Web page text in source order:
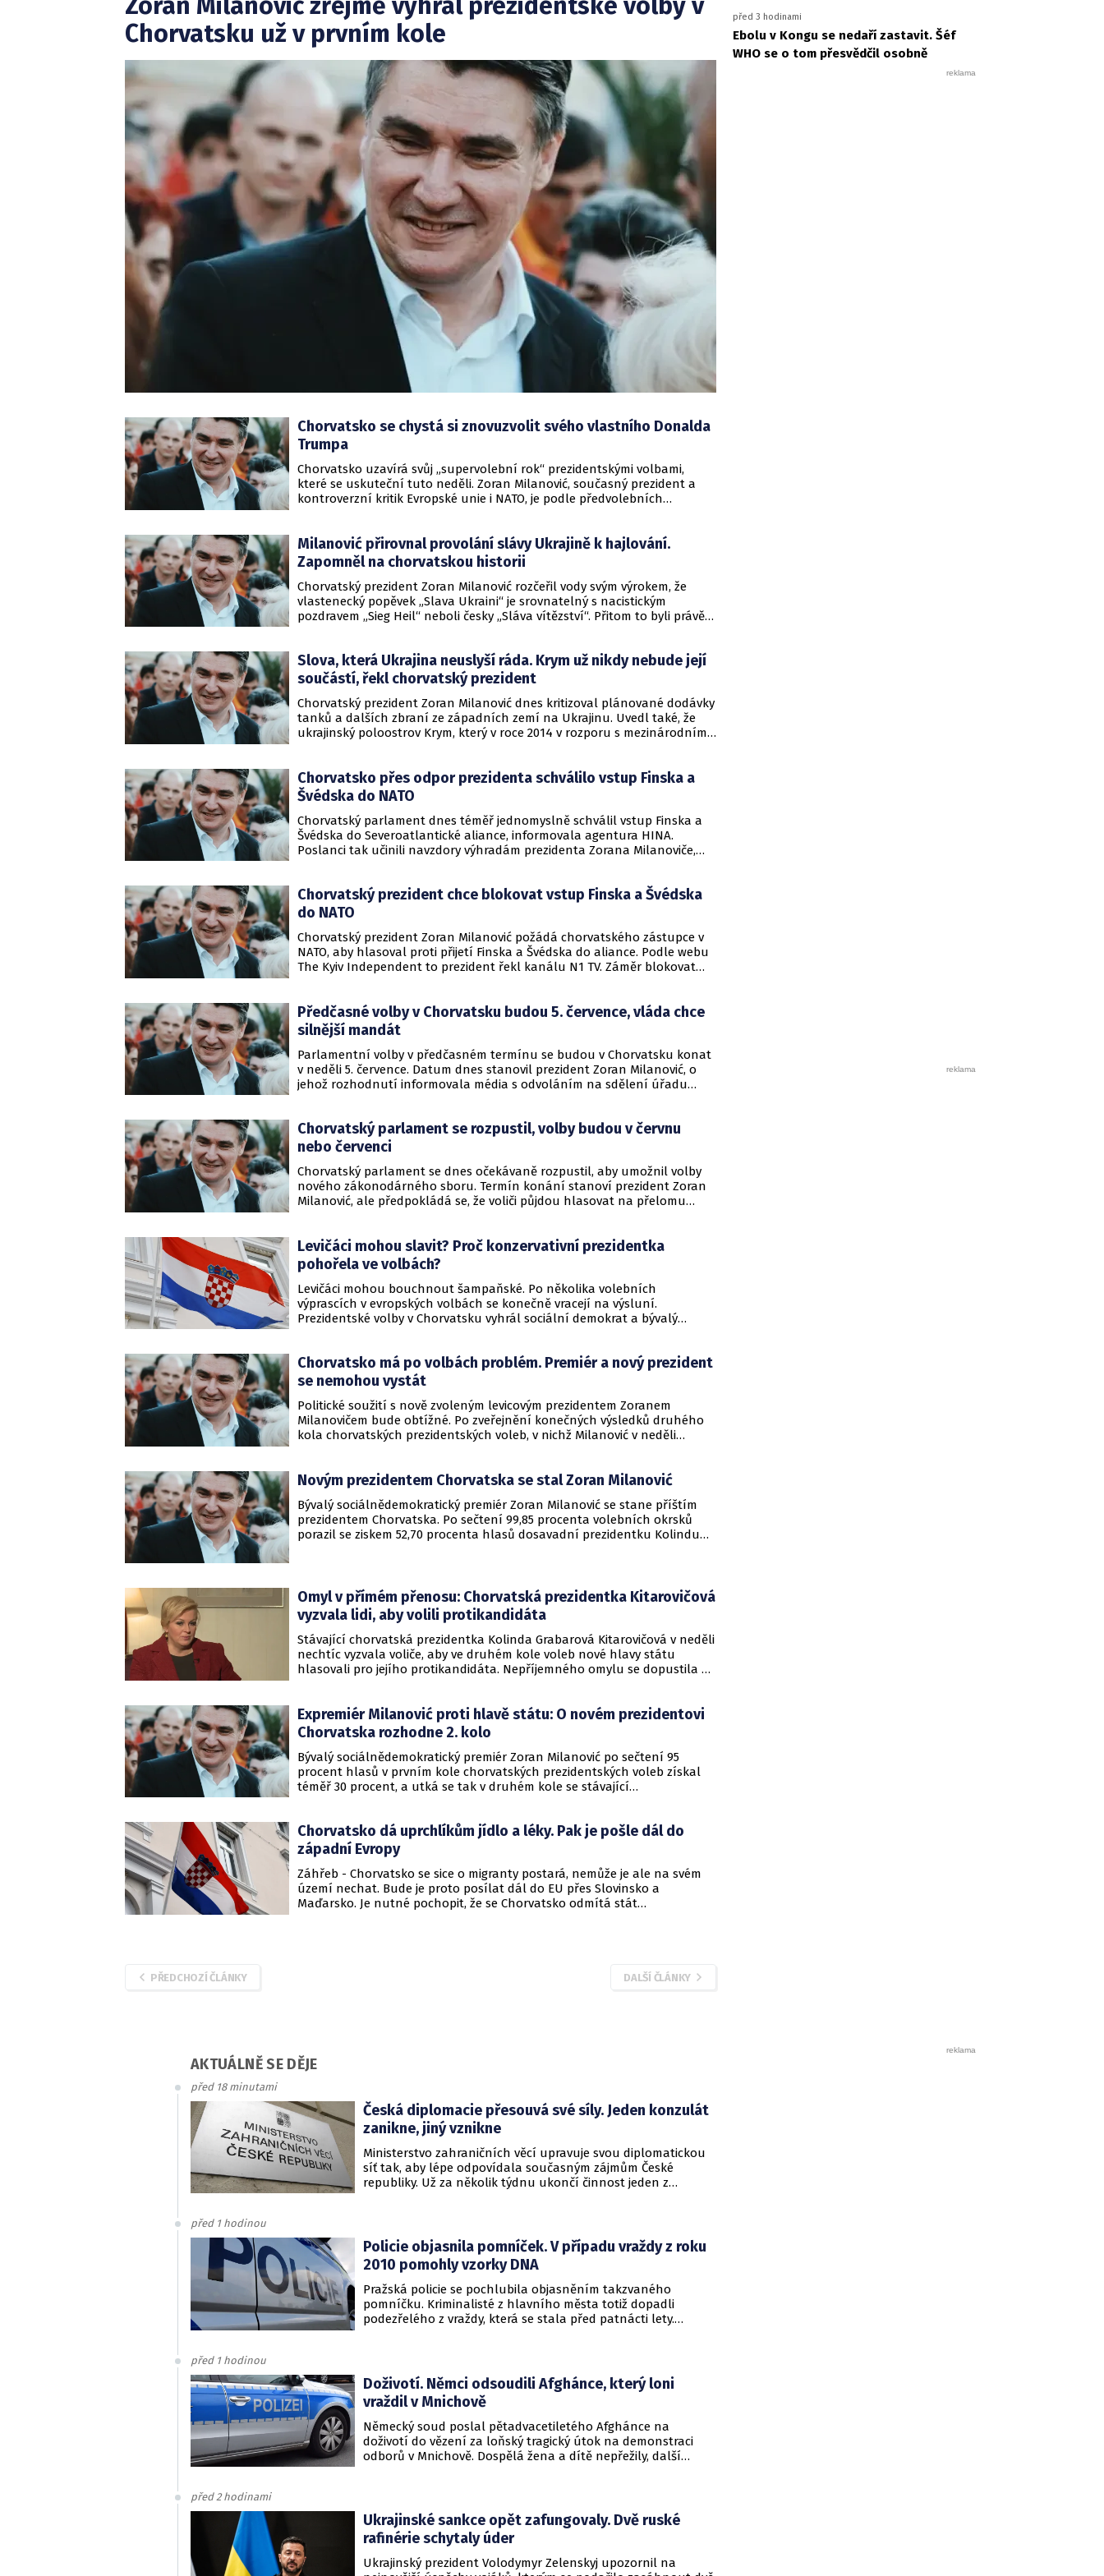
Chorvatsku už v prvním kole
Chorvatsko se chystá si znovuzvolit svého vlastního Donalda
Trumpa
Chorvatsko uzavírá svůj „supervolební rok“ prezidentskými volbami,
které se uskuteční tuto neděli. Zoran Milanović, současný prezident a
kontroverzní kritik Evropské unie i NATO, je podle předvolebních
server Politico.
Milanović přirovnal provolání slávy Ukrajině k hajlování.
Zapomněl na chorvatskou historii
Chorvatský prezident Zoran Milanović rozčeřil vody svým výrokem, že
vlastenecký popěvek „Slava Ukraini“ je srovnatelný s nacistickým
pozdravem „Sieg Heil“ neboli česky „Sláva vítězství“. Přitom to byli právě
politiků je velmi neobvyklé. Na kauzu upozornil server Euronews.
Slova, která Ukrajina neuslyší ráda. Krym už nikdy nebude její
součástí, řekl chorvatský prezident
Chorvatský prezident Zoran Milanović dnes kritizoval plánované dodávky
tanků a dalších zbraní ze západních zemí na Ukrajinu. Uvedl také, že
ukrajinský poloostrov Krym, který v roce 2014 v rozporu s mezinárodním
Reuters.
Chorvatsko přes odpor prezidenta schválilo vstup Finska a
Švédska do NATO
Chorvatský parlament dnes téměř jednomyslně schválil vstup Finska a
Švédska do Severoatlantické aliance, informovala agentura HINA.
Poslanci tak učinili navzdory výhradám prezidenta Zorana Milanoviče,
Chorvatský prezident chce blokovat vstup Finska a Švédska
do NATO
Chorvatský prezident Zoran Milanović požádá chorvatského zástupce v
NATO, aby hlasoval proti přijetí Finska a Švédska do aliance. Podle webu
The Kyiv Independent to prezident řekl kanálu N1 TV. Záměr blokovat
Předčasné volby v Chorvatsku budou 5. července, vláda chce
silnější mandát
Parlamentní volby v předčasném termínu se budou v Chorvatsku konat
v neděli 5. července. Datum dnes stanovil prezident Zoran Milanović, o
jehož rozhodnutí informovala média s odvoláním na sdělení úřadu
Chorvatský parlament se rozpustil, volby budou v červnu
nebo červenci
Chorvatský parlament se dnes očekávaně rozpustil, aby umožnil volby
nového zákonodárného sboru. Termín konání stanoví prezident Zoran
Milanović, ale předpokládá se, že voliči půjdou hlasovat na přelomu
Levičáci mohou slavit? Proč konzervativní prezidentka
pohořela ve volbách?
Levičáci mohou bouchnout šampaňské. Po několika volebních
výprascích v evropských volbách se konečně vracejí na výsluní.
Prezidentské volby v Chorvatsku vyhrál sociální demokrat a bývalý
Informoval o tom server Euronews.com.
Chorvatsko má po volbách problém. Premiér a nový prezident
se nemohou vystát
Politické soužití s nově zvoleným levicovým prezidentem Zoranem
Milanovičem bude obtížné. Po zveřejnění konečných výsledků druhého
kola chorvatských prezidentských voleb, v nichž Milanović v neděli
Informovala o tom chorvatská média.
Novým prezidentem Chorvatska se stal Zoran Milanović
Bývalý sociálnědemokratický premiér Zoran Milanović se stane příštím
prezidentem Chorvatska. Po sečtení 99,85 procenta volebních okrsků
porazil se ziskem 52,70 procenta hlasů dosavadní prezidentku Kolindu
Omyl v přímém přenosu: Chorvatská prezidentka Kitarovičová
vyzvala lidi, aby volili protikandidáta
Stávající chorvatská prezidentka Kolinda Grabarová Kitarovičová v neděli
nechtíc vyzvala voliče, aby ve druhém kole voleb nové hlavy státu
hlasovali pro jejího protikandidáta. Nepříjemného omylu se dopustila při
Expremiér Milanović proti hlavě státu: O novém prezidentovi
Chorvatska rozhodne 2. kolo
Bývalý sociálnědemokratický premiér Zoran Milanović po sečtení 95
procent hlasů v prvním kole chorvatských prezidentských voleb získal
téměř 30 procent, a utká se tak v druhém kole se stávající
prezidentka skončila s téměř 27 procenty hlasů druhá.
Chorvatsko dá uprchlíkům jídlo a léky. Pak je pošle dál do
západní Evropy
Záhřeb - Chorvatsko se sice o migranty postará, nemůže je ale na svém
území nechat. Bude je proto posílat dál do EU přes Slovinsko a
Maďarsko. Je nutné pochopit, že se Chorvatsko odmítá stát
PŘEDCHOZÍ ČLÁNKY DALŠÍ ČLÁNKY
před 3 hodinami
Ebolu v Kongu se nedaří zastavit. Šéf
WHO se o tom přesvědčil osobně
AKTUÁLNĚ SE DĚJE
před 18 minutami
Česká diplomacie přesouvá své síly. Jeden konzulát
zanikne, jiný vznikne
Ministerstvo zahraničních věcí upravuje svou diplomatickou
síť tak, aby lépe odpovídala současným zájmům České
republiky. Už za několik týdnu ukončí činnost jeden z
před 1 hodinou
Policie objasnila pomníček. V případu vraždy z roku
2010 pomohly vzorky DNA
Pražská policie se pochlubila objasněním takzvaného
pomníčku. Kriminalisté z hlavního města totiž dopadli
podezřelého z vraždy, která se stala před patnácti lety.
před 1 hodinou
Doživotí. Němci odsoudili Afghánce, který loni
vraždil v Mnichově
Německý soud poslal pětadvacetiletého Afghánce na
doživotí do vězení za loňský tragický útok na demonstraci
odborů v Mnichově. Dospělá žena a dítě nepřežily, další
před 2 hodinami
Ukrajinské sankce opět zafungovaly. Dvě ruské
rafinérie schytaly úder
Ukrajinský prezident Volodymyr Zelenskyj upozornil na